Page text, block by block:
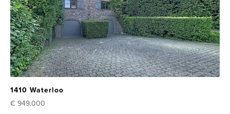
1410 Waterloo
€ 949.000